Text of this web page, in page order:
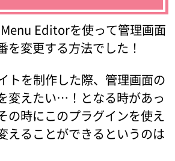
Editorを使って管理画面
を変更する方法でした！
トを制作した際、管理画面の
変えたい…！となる時があっ
の時にこのプラグインを使え
えることができるというのは